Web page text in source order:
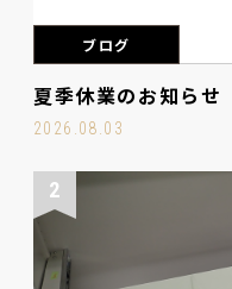
ブログ
夏季休業のお知らせ
2026.08.03
2